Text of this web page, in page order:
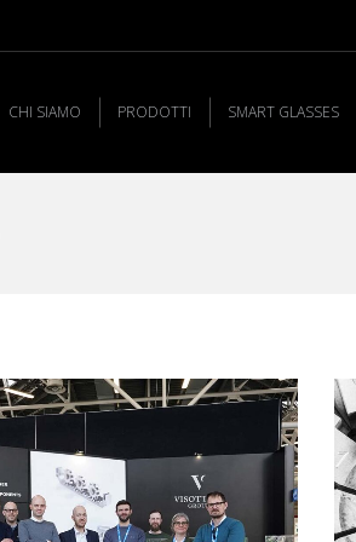
CHI SIAMO PRODOTTI SMART GLASSES